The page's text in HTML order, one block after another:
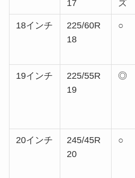
17
ズ
18インチ
225/60R
18
○
19インチ
225/55R
19
◎
20インチ
245/45R
20
○